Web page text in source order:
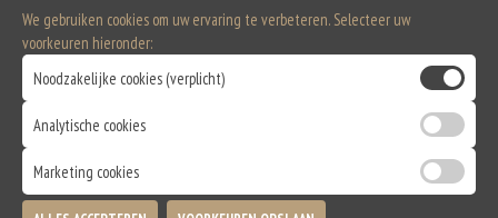
CORONA 0%
We gebruiken cookies om uw ervaring te verbeteren. Selecteer uw
voorkeuren hieronder:
Noodzakelijke cookies (verplicht)
Analytische cookies
Marketing cookies